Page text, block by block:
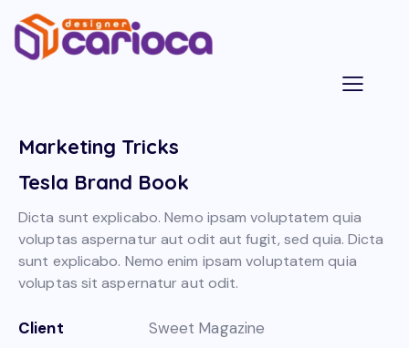
Marketing Tricks
Tesla Brand Book
Dicta sunt explicabo. Nemo ipsam voluptatem quia
voluptas aspernatur aut odit aut fugit, sed quia. Dicta
sunt explicabo. Nemo enim ipsam voluptatem quia
voluptas sit aspernatur aut odit.
Client
Sweet Magazine